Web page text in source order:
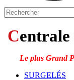
Centrale
Le plus Grand
SURGELÉS